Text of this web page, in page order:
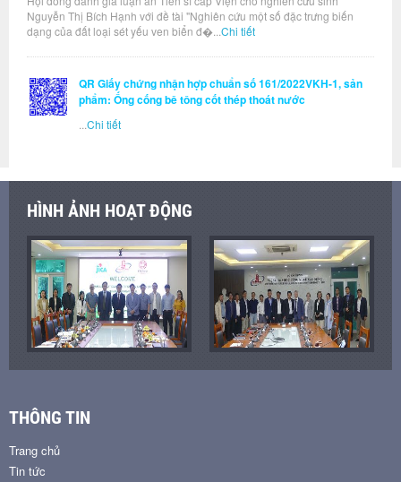
Nguyễn Thị Bích Hạnh với đề tài "Nghiên cứu một số đặc trưng biến
dạng của đất loại sét yếu ven biển đ�... Chi tiết
QR Giấy chứng nhận hợp chuẩn số 161/2022VKH-1, sản
phẩm: Ống cống bê tông cốt thép thoát nước
Chi tiết
HÌNH ẢNH HOẠT ĐỘNG
THÔNG TIN
Trang chủ
Tin tức